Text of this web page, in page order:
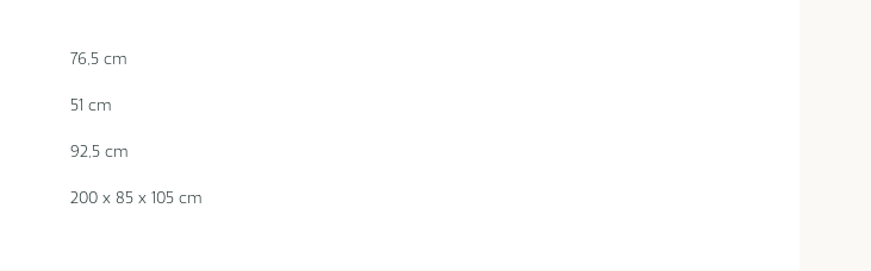
76,5 cm
51 cm
92,5 cm
200 x 85 x 105 cm